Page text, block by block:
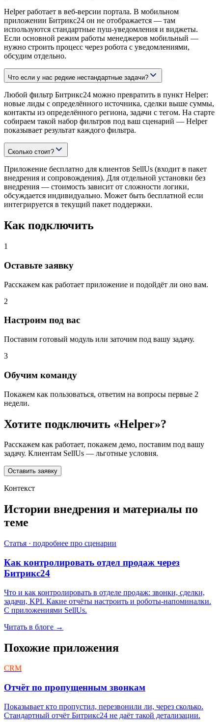
Helper работает в веб-версии портала. В мобильном
приложении Битрикс24 он не отображается — там
используются стандартные пуш-уведомления и виджеты.
Если основной режим работы менеджеров мобильный —
нужно строить процесс через робота с уведомлениями,
обсудим отдельно.
Что если у нас редкие нестандартные задачи?
Любой фильтр Битрикс24 можно превратить в пункт Helper:
новые лиды с определённого источника, сделки выше суммы,
контакты из определённого региона, задачи с тегом. На старте
собираем такой набор фильтров под ваш сценарий — Helper
показывает результат каждого фильтра.
Сколько стоит?
Приложение бесплатно для клиентов SellUs (входит в пакет
внедрения и сопровождения). Для отдельной установки без
внедрения — стоимость зависит от сложности логики,
обсуждается индивидуально. Может быть бесплатной если
интегрируется в текущий пакет поддержки.
Как подключить
1
Оставьте заявку
Расскажем как работает приложение и подойдёт ли оно вам.
2
Настроим под вас
Поставим готовый модуль или заточим под вашу задачу.
3
Обучим команду
Покажем как пользоваться, ответим на вопросы первые 2
недели.
Хотите подключить «Helper»?
Расскажем как работает, покажем демо, поставим под вашу
задачу. Клиентам SellUs — льготные условия.
Оставить заявку
Контекст
Истории внедрения и материалы по
теме
Статья · подробнее про сценарии
Как контролировать отдел продаж через
Битрикс24
Что и как контролировать в отделе продаж: звонки, сделки,
задачи, KPI. Какие отчёты настроить и роботы-напоминалки.
С приложениями SellUs.
Читать в блоге →
Похожие приложения
CRM
Отчёт по пропущенным звонкам
Показывает кто пропустил, перезвонили ли, через сколько.
Стандартный отчёт Битрикс24 не даёт такой детализации.